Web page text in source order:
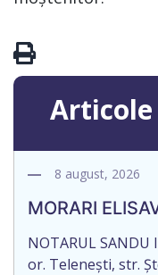
8 august, 2026
MORARI
NOTARUL
or. Telenești, str.